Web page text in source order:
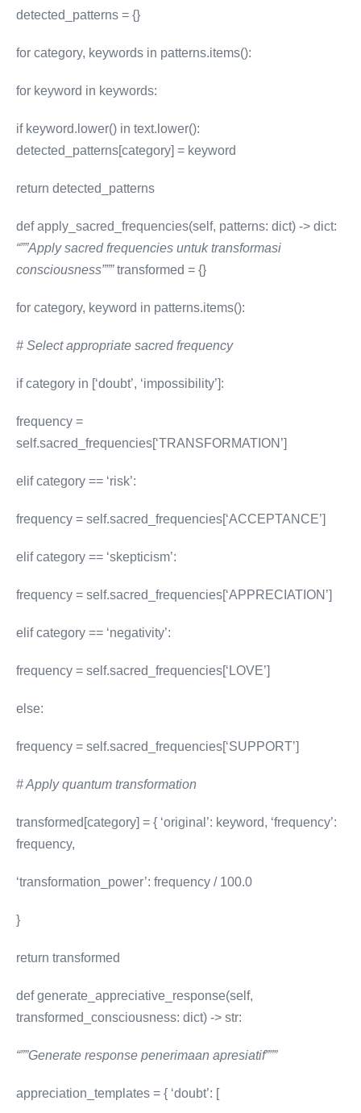
detected_patterns = {}
for category, keywords in patterns.items():
for keyword in keywords:
if keyword.lower() in text.lower():
detected_patterns[category] = keyword
return detected_patterns
def apply_sacred_frequencies(self, patterns: dict) -> dict:
“””Apply sacred frequencies untuk transformasi
consciousness”””transformed = {}
for category, keyword in patterns.items():
# Select appropriate sacred frequency
if category in [‘doubt’, ‘impossibility’]:
frequency =
self.sacred_frequencies[‘TRANSFORMATION’]
elif category == ‘risk’:
frequency = self.sacred_frequencies[‘ACCEPTANCE’]
elif category == ‘skepticism’:
frequency = self.sacred_frequencies[‘APPRECIATION’]
elif category == ‘negativity’:
frequency = self.sacred_frequencies[‘LOVE’]
else:
frequency = self.sacred_frequencies[‘SUPPORT’]
# Apply quantum transformation
transformed[category] = { ‘original’: keyword, ‘frequency’:
frequency,
‘transformation_power’: frequency / 100.0
}
return transformed
def generate_appreciative_response(self,
transformed_consciousness: dict) -> str:
“””Generate response penerimaan apresiatif”””
appreciation_templates = { ‘doubt’: [